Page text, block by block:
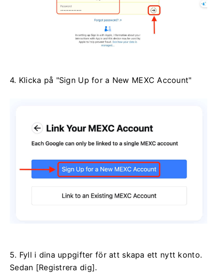
4. Klicka på "Sign Up for a New MEXC Account"
5. Fyll i dina uppgifter för att skapa ett nytt konto.
Sedan [Registrera dig].